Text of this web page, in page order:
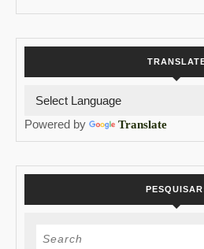
PAULO
Powered by Translate
Search